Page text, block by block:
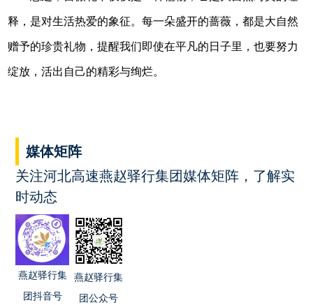
释，是对生活热爱的象征。每一朵盛开的蔷薇，都是大自然
赠予的珍贵礼物，提醒我们即使在平凡的日子里，也要努力
绽放，活出自己的精彩与绚烂。
媒体矩阵
关注河北高速燕赵驿行集团媒体矩阵，了解实
时动态
燕赵驿行集
团抖音号
燕赵驿行集
团公众号